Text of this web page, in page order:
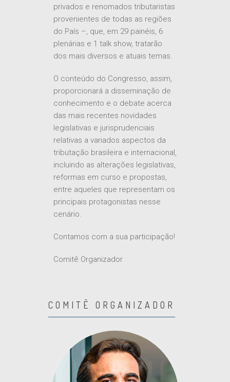
privados e renomados tributaristas
provenientes de todas as regiões
do País –, que, em 29 painéis, 6
plenárias e 1 talk show, tratarão
dos mais diversos e atuais temas.
O conteúdo do Congresso, assim,
proporcionará a disseminação de
conhecimento e o debate acerca
das mais recentes novidades
legislativas e jurisprudenciais
relativas a variados aspectos da
tributação brasileira e internacional,
incluindo as alterações legislativas,
reformas em curso e propostas,
entre aqueles que representam os
principais protagonistas nesse
cenário.
Contamos com a sua participação!
Comitê Organizador
COMITÊ ORGANIZADOR